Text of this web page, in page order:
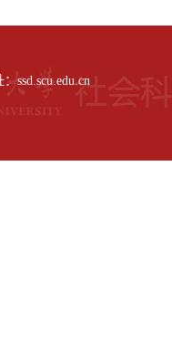
ssd.scu.edu.cn